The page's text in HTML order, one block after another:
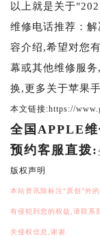
以上就是关于
维修电话推荐：
容介绍,希望对您
幕或其他维修服
换,更多关于苹果
本文链接:https://
全国APPLE
预约客服直拨:
版权声明
本站资讯除标注“原创”外
有侵犯到您的权益,请联系
关侵权信息,谢谢.